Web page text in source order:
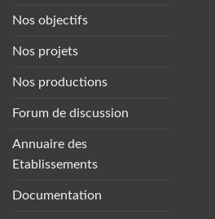
Nos objectifs
Nos projets
Nos productions
Forum de discussion
Annuaire des
Etablissements
Documentation